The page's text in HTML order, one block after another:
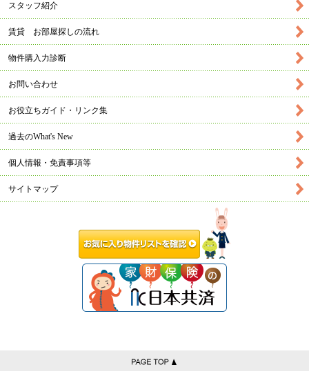
スタッフ紹介
賃貸 お部屋探しの流れ
物件購入力診断
お問い合わせ
お役立ちガイド・リンク集
過去のWhat's New
個人情報・免責事項等
サイトマップ